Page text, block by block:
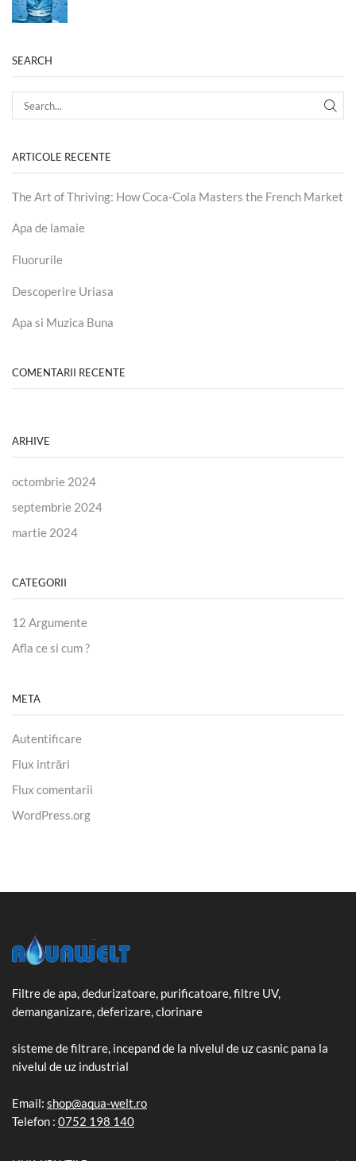
SEARCH
ARTICOLE RECENTE
The Art of Thriving: How Coca-Cola Masters the French Market
Apa de lamaie
Fluorurile
Descoperire Uriasa
Apa si Muzica Buna
COMENTARII RECENTE
ARHIVE
octombrie 2024
septembrie 2024
martie 2024
CATEGORII
12 Argumente
Afla ce si cum ?
META
Autentificare
Flux intrări
Flux comentarii
WordPress.org
Filtre de apa, dedurizatoare, purificatoare, filtre UV,
demanganizare, deferizare, clorinare
sisteme de filtrare, incepand de la nivelul de uz casnic pana la
nivelul de uz industrial
Email: shop@aqua-welt.ro
Telefon : 0752 198 140